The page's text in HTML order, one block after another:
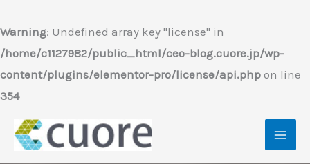
Warning: Undefined array key "license" in
/home/c1127982/public_html/ceo-blog.cuore.jp/wp-
content/plugins/elementor-pro/license/api.php on line
354
容
を
ス
キ